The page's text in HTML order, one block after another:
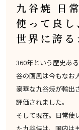
九谷焼 日
使って良し
世界に誇
360年という歴史あ
谷の画風は今もなお
豪華な九谷焼が輸出
評価されました。
そして現在。日常使